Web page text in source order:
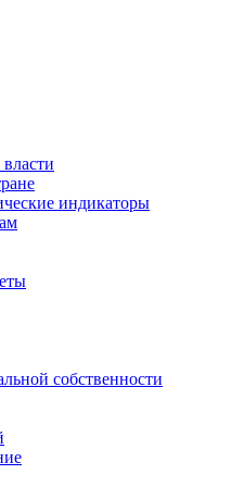
индикаторы
собственности